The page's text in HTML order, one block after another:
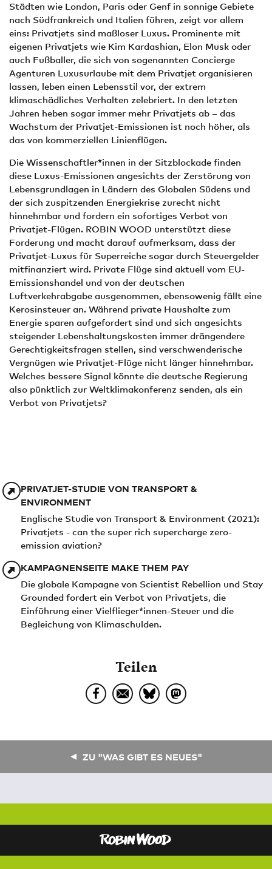
Städten wie London, Paris oder Genf in sonnige Gebiete
nach Südfrankreich und Italien führen, zeigt vor allem
eins: Privatjets sind maßloser Luxus. Prominente mit
eigenen Privatjets wie Kim Kardashian, Elon Musk oder
auch Fußballer, die sich von sogenannten Concierge
Agenturen Luxusurlaube mit dem Privatjet organisieren
lassen, leben einen Lebensstil vor, der extrem
klimaschädliches Verhalten zelebriert. In den letzten
Jahren heben sogar immer mehr Privatjets ab – das
Wachstum der Privatjet-Emissionen ist noch höher, als
das von kommerziellen Linienflügen.
Die Wissenschaftler*innen in der Sitzblockade finden
diese Luxus-Emissionen angesichts der Zerstörung von
Lebensgrundlagen in Ländern des Globalen Südens und
der sich zuspitzenden Energiekrise zurecht nicht
hinnehmbar und fordern ein sofortiges Verbot von
Privatjet-Flügen. ROBIN WOOD unterstützt diese
Forderung und macht darauf aufmerksam, dass der
Privatjet-Luxus für Superreiche sogar durch Steuergelder
mitfinanziert wird. Private Flüge sind aktuell vom EU-
Emissionshandel und von der deutschen
Luftverkehrabgabe ausgenommen, ebensowenig fällt eine
Kerosinsteuer an. Während private Haushalte zum
Energie sparen aufgefordert sind und sich angesichts
steigender Lebenshaltungskosten immer drängendere
Gerechtigkeitsfragen stellen, sind verschwenderische
Vergnügen wie Privatjet-Flüge nicht länger hinnehmbar.
Welches bessere Signal könnte die deutsche Regierung
also pünktlich zur Weltklimakonferenz senden, als ein
Verbot von Privatjets?
PRIVATJET-STUDIE VON TRANSPORT &
ENVIRONMENT
Englische Studie von Transport & Environment (2021):
Privatjets - can the super rich supercharge zero-
emission aviation?
KAMPAGNENSEITE MAKE THEM PAY
Die globale Kampagne von Scientist Rebellion und Stay
Grounded fordert ein Verbot von Privatjets, die
Einführung einer Vielflieger*innen-Steuer und die
Begleichung von Klimaschulden.
Teilen
ZU "WAS GIBT ES NEUES"